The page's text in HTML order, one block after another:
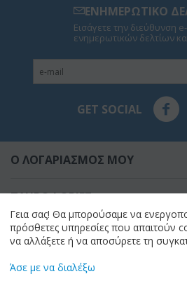
ΕΝΗΜΕΡΩΤΙΚΟ
Εισάγετε την διεύθυνση
ενημερωτικών δελτίων
GET SOCIAL
O ΛΟΓΑΡΙΑΣΜΌΣ ΜΟΥ
ΠΛΗΡΟΦΟΡΊΕΣ
ΣΧΕΤΙΚΆ ΜΕ ΕΜΆΣ
Find us on
Γεια σας! Θα μπορούσαμε να
πρόσθετες υπηρεσίες που απαιτούν
να αλλάξετε ή να αποσύρετε τη
Άσε με να διαλέξω